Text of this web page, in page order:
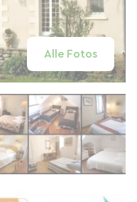
Alle Fotos